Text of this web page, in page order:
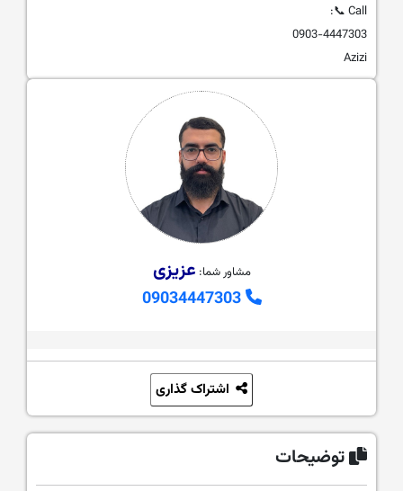
Call 📞:
0903-4447303
Azizi
مشاور شما: عزیزی
09034447303
توضیحات